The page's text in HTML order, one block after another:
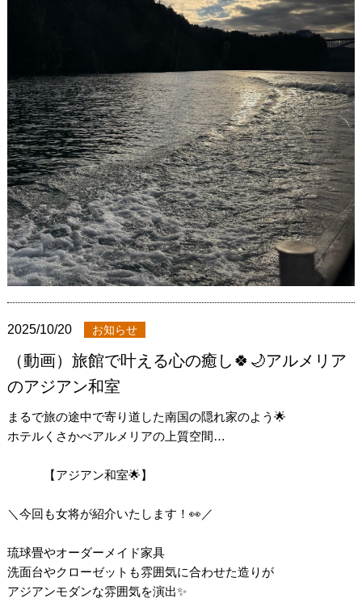
2025/10/20 お知らせ
（動画）旅館で叶える心の癒し🍀🌙アルメリア
のアジアン和室
まるで旅の途中で寄り道した南国の隠れ家のよう🌟
ホテルくさかべアルメリアの上質空間…
【アジアン和室🌟】
＼今回も女将が紹介いたします！👀／
琉球畳やオーダーメイド家具
洗面台やクローゼットも雰囲気に合わせた造りが
アジアンモダンな雰囲気を演出✨